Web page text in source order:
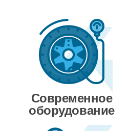
Современное
оборудование